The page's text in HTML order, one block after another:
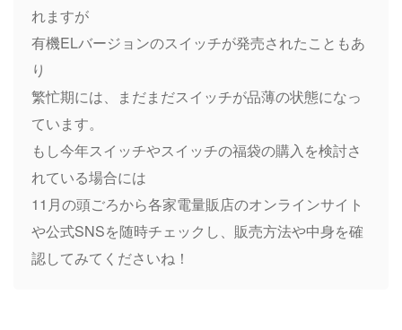
れますが
有機ELバージョンのスイッチが発売されたこともあ
り
繁忙期には、まだまだスイッチが品薄の状態になっ
ています。
もし今年スイッチやスイッチの福袋の購入を検討さ
れている場合には
11月の頭ごろから各家電量販店のオンラインサイト
や公式SNSを随時チェックし、販売方法や中身を確
認してみてくださいね！